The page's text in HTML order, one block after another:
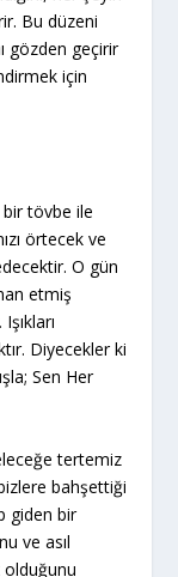
Bu düzeni
gözden geçirir
için
bir tövbe ile
örtecek ve
O gün
etmiş
Diyecekler ki
Sen Her
tertemiz
bahşettiği
giden bir
ve asıl
olduğunu